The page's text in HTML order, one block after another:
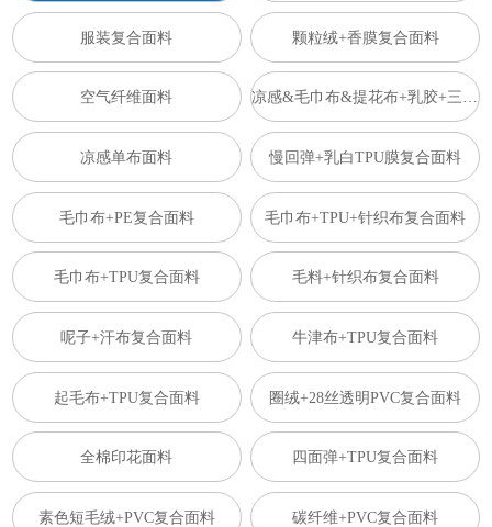
服装复合面料 颗粒绒+香膜复合面料
空气纤维面料 凉感&毛巾布&提花布+乳胶+三明治复合面料
凉感单布面料 慢回弹+乳白TPU膜复合面料
毛巾布+PE复合面料 毛巾布+TPU+针织布复合面料
毛巾布+TPU复合面料 毛料+针织布复合面料
呢子+汗布复合面料 牛津布+TPU复合面料
起毛布+TPU复合面料 圈绒+28丝透明PVC复合面料
全棉印花面料 四面弹+TPU复合面料
素色短毛绒+PVC复合面料 碳纤维+PVC复合面料